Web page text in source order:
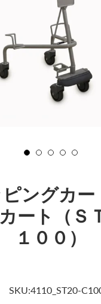
ングカー
ート（Ｓ
１００）
SKU:4110_ST20-